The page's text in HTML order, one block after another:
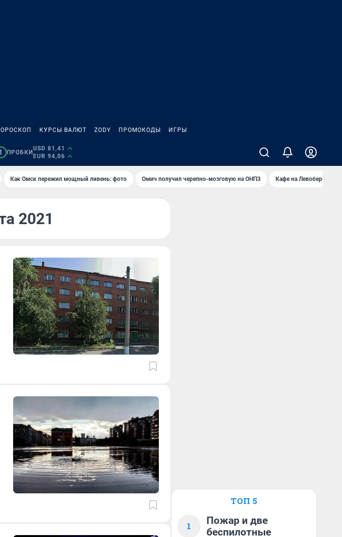
КУРСЫ ВАЛЮТ ZODY ПРОМОКОДЫ ИГРЫ
ПРОБКИ
USD 81,41
EUR 94,06
Как Омск пережил мощный ливень: фото Омич получил черепно-мозговую на ОНПЗ Кафе на Левобережье
2021
ТОП 5
1
Пожар и две
беспилотные